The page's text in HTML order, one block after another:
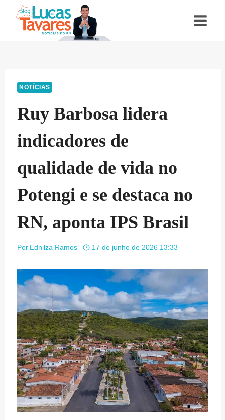
NOTÍCIAS
Ruy Barbosa lidera
indicadores de
qualidade de vida no
Potengi e se destaca no
RN, aponta IPS Brasil
Por Ednilza Ramos 17 de junho de 2026 13:33